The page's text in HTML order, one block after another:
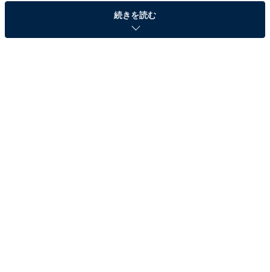
駅の基本情報：家賃相場はいくら？
続きを読む